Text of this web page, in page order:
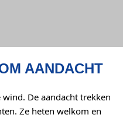
AANDACHT
De aandacht trekken
Ze heten welkom en